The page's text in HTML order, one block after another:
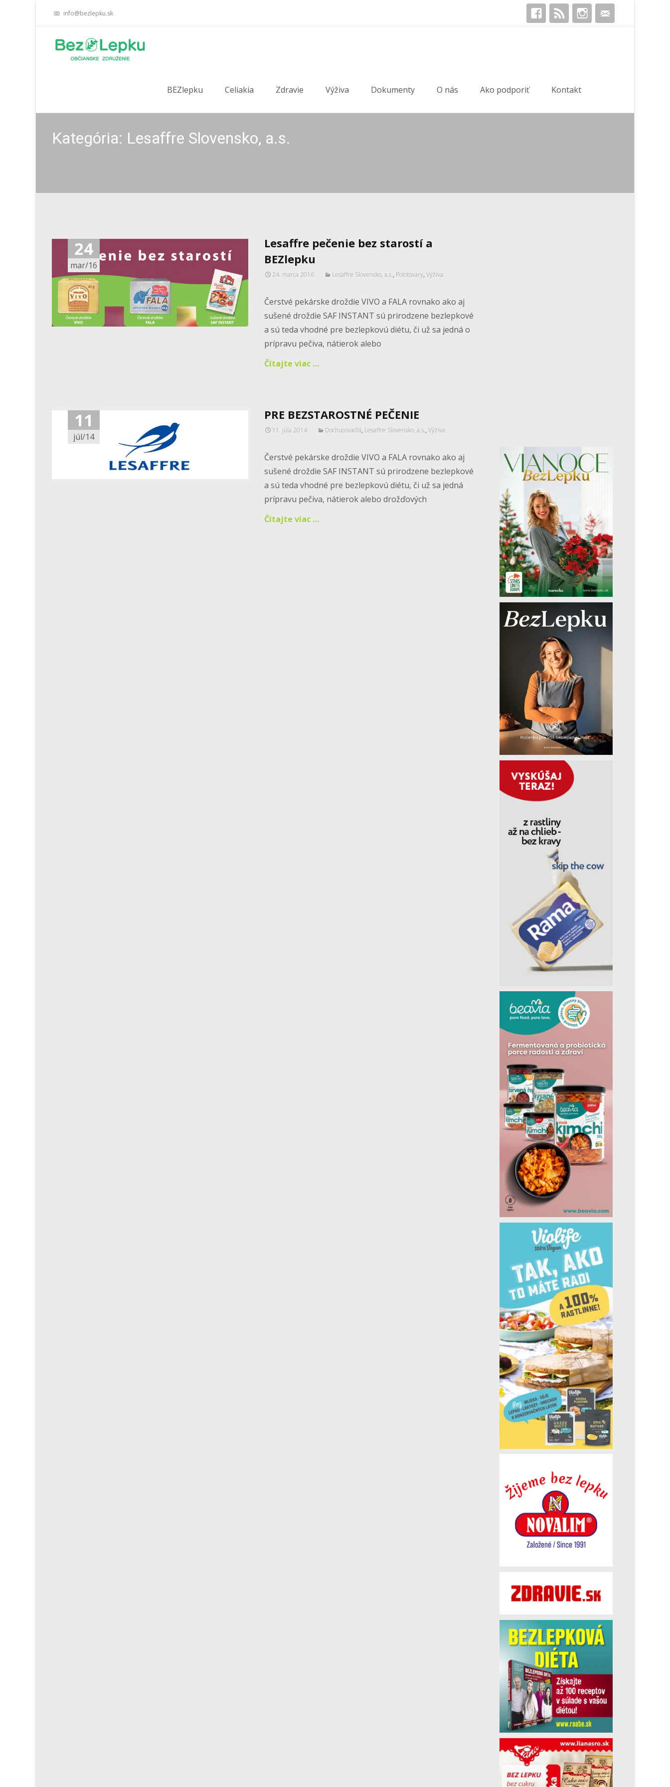
info@bezlepku.sk
BEZlepku Celiakia Zdravie Výživa Dokumenty O nás Ako podporiť Kontakt
Kategória: Lesaffre Slovensko, a.s.
24
mar/16
Lesaffre pečenie bez starostí a
BEZlepku
24. marca 2016 Lesaffre Slovensko, a.s., Polotovary, Výživa
Čerstvé pekárske droždie VIVO a FALA rovnako ako aj
sušené droždie SAF INSTANT sú prirodzene bezlepkové
a sú teda vhodné pre bezlepkovú diétu, či už sa jedná o
prípravu pečiva, nátierok alebo
Čítajte viac …
11
júl/14
PRE BEZSTAROSTNÉ PEČENIE
11. júla 2014 Dochucovadlá, Lesaffre Slovensko, a.s., Výživa
Čerstvé pekárske droždie VIVO a FALA rovnako ako aj
sušené droždie SAF INSTANT sú prirodzene bezlepkové
a sú teda vhodné pre bezlepkovú diétu, či už sa jedná
prípravu pečiva, nátierok alebo drožďových
Čítajte viac …